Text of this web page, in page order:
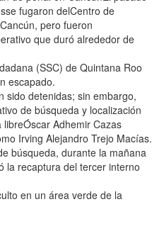
fugaron delCentro de
pero fueron
que duró alrededor de
(SSC) de Quintana Roo
escapado.
sido detenidas; sin embargo,
de búsqueda y localización
Adhemir Cazas
Irving Alejandro Trejo Macías.
búsqueda, durante la mañana
la recaptura del tercer interno
en un área verde de la